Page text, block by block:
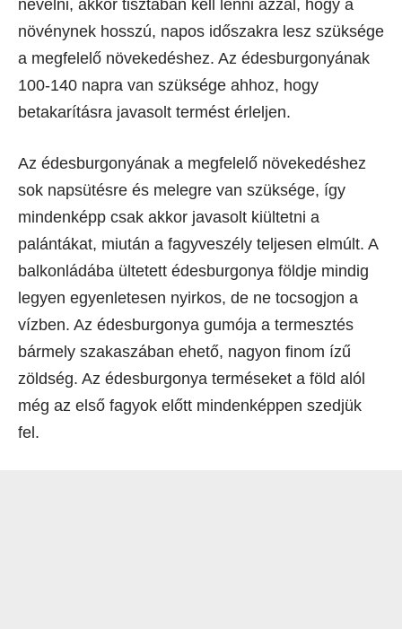
nevelni, akkor tisztában kell lenni azzal, hogy a
növénynek hosszú, napos időszakra lesz szüksége
a megfelelő növekedéshez. Az édesburgonyának
100-140 napra van szüksége ahhoz, hogy
betakarításra javasolt termést érleljen.
Az édesburgonyának a megfelelő növekedéshez
sok napsütésre és melegre van szüksége, így
mindenképp csak akkor javasolt kiültetni a
palántákat, miután a fagyveszély teljesen elmúlt. A
balkonládába ültetett édesburgonya földje mindig
legyen egyenletesen nyirkos, de ne tocsogjon a
vízben. Az édesburgonya gumója a termesztés
bármely szakaszában ehető, nagyon finom ízű
zöldség. Az édesburgonya terméseket a föld alól
még az első fagyok előtt mindenképpen szedjük
fel.